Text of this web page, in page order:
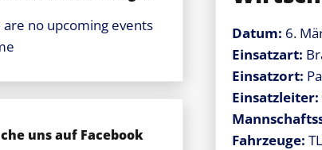
Datum: 6.
Einsatzart:
Einsatzort:
Einsatzleiter:
Fahrzeuge:
are no upcoming events
uns auf Facebook